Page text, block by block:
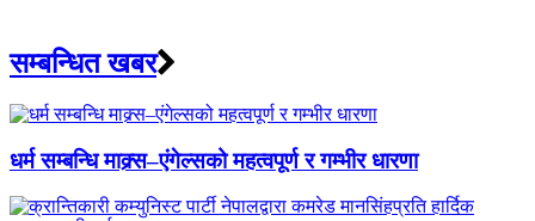
सम्बन्धित खबर
धर्म सम्बन्धि माक्र्स–एंगेल्सको महत्वपूर्ण र गम्भीर धारणा